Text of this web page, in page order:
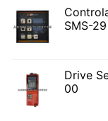
SMS-29
Drive
00